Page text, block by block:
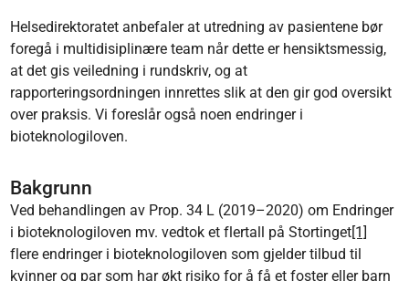
Helsedirektoratet anbefaler at utredning av pasientene bør
foregå i multidisiplinære team når dette er hensiktsmessig,
at det gis veiledning i rundskriv, og at
rapporteringsordningen innrettes slik at den gir god oversikt
over praksis. Vi foreslår også noen endringer i
bioteknologiloven.
Bakgrunn
Ved behandlingen av Prop. 34 L (2019–2020) om Endringer
i bioteknologiloven mv. vedtok et flertall på Stortinget[1]
flere endringer i bioteknologiloven som gjelder tilbud til
kvinner og par som har økt risiko for å få et foster eller barn